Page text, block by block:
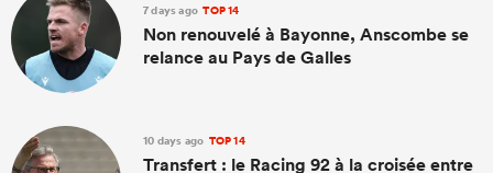
7 days ago TOP 14
Non renouvelé à Bayonne, Anscombe se
relance au Pays de Galles
10 days ago TOP 14
Transfert : le Racing 92 à la croisée entre